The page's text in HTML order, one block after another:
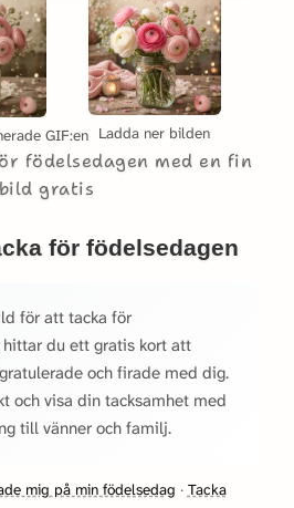
GIF:en Ladda ner bilden
födelsedagen med en fin
bild gratis
för födelsedagen
för att tacka för
du ett gratis kort att
och firade med dig.
och visa din tacksamhet med
till vänner och familj.
mig på min födelsedag · Tacka